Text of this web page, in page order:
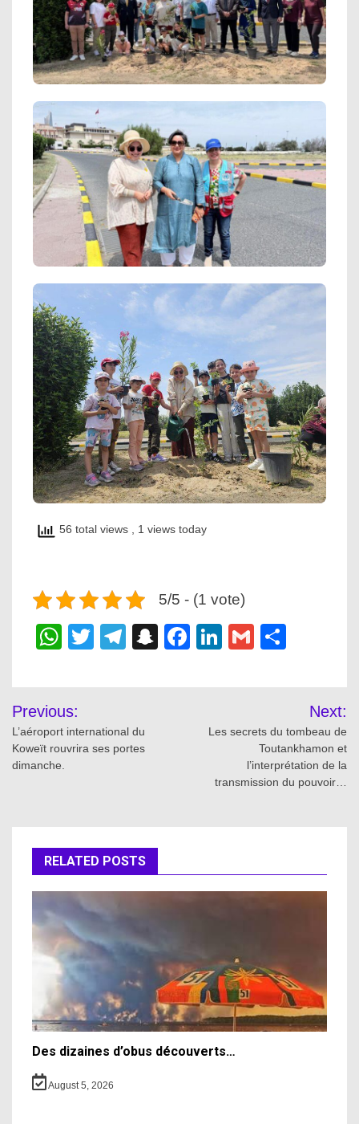
56 total views , 1 views today
5/5 - (1 vote)
WhatsApp
TwitterTelegram
Snapchat
Facebook
LinkedIn
Gmail
Post
navigation
Previous:
L’aéroport international du
Koweït rouvrira ses portes
dimanche.
Next:
Les secrets du tombeau de
Toutankhamon et
l’interprétation de la
transmission du pouvoir…
RELATED POSTS
Des dizaines d’obus découverts…
August 5, 2026